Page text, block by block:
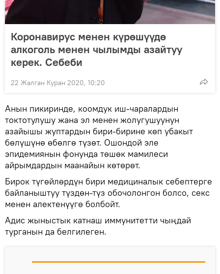
Коронавирус менен күрөшүүдө
алкоголь менен чылымды азайтуу
керек. Себеби
22 Жалган Куран 2020, 10:20
Анын пикиринде, коомдук иш-чаралардын
токтотулушу жана эл менен жолугушуунун
азайышы жуптардын бири-бирине көп убакыт
бөлүшүнө өбөлгө түзөт. Ошондой эле
эпидемиянын фонунда төшөк мамилеси
айрымдардын маанайын көтөрөт.
Бирок түгөйлөрдүн бири медициналык себептерге
байланыштуу түздөн-түз обочолонгон болсо, секс
менен алектенүүгө болбойт.
Адис жыныстык катнаш иммунитетти чыңдай
турганын да белгилеген.